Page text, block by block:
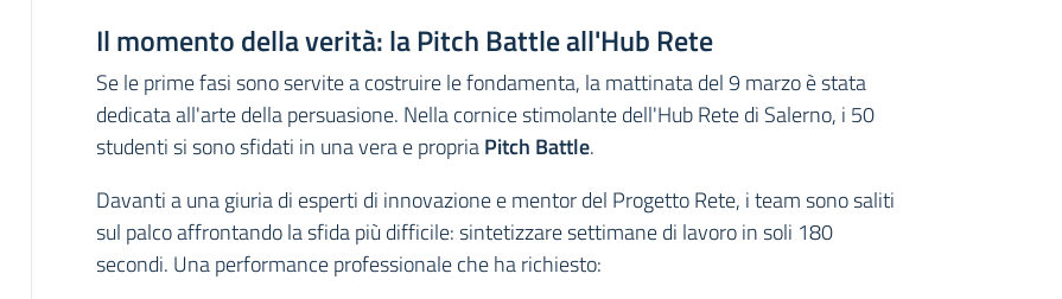
Il momento della verità: la Pitch Battle all'Hub Rete
Se le prime fasi sono servite a costruire le fondamenta, la mattinata del 9 marzo è stata
dedicata all'arte della persuasione. Nella cornice stimolante dell'Hub Rete di Salerno, i 50
studenti si sono sfidati in una vera e propriaPitch Battle.
Davanti a una giuria di esperti di innovazione e mentor del Progetto Rete, i team sono saliti
sul palco affrontando la sfida più difficile: sintetizzare settimane di lavoro in soli 180
secondi. Una performance professionale che ha richiesto: